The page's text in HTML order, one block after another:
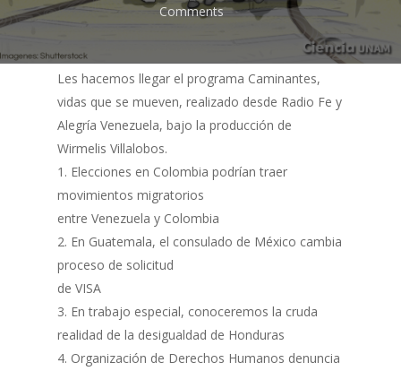
Comments
Les hacemos llegar el programa Caminantes,
vidas que se mueven, realizado desde Radio Fe y
Alegría Venezuela, bajo la producción de
Wirmelis Villalobos.
1. Elecciones en Colombia podrían traer
movimientos migratorios
entre Venezuela y Colombia
2. En Guatemala, el consulado de México cambia
proceso de solicitud
de VISA
3. En trabajo especial, conoceremos la cruda
realidad de la desigualdad de Honduras
4. Organización de Derechos Humanos denuncia